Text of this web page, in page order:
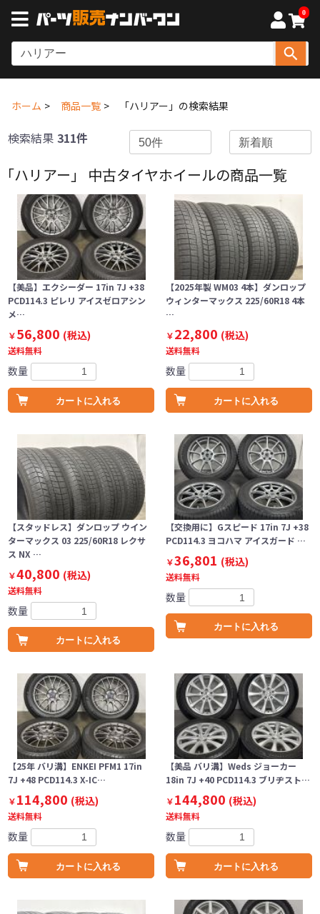
0
ホーム 商品一覧 「ハリアー」の検索結果
検索結果 311件
「ハリアー」 中古タイヤホイールの商品一覧
【美品】エクシーダー 17in 7J +38
PCD114.3 ピレリ アイスゼロアシン
メ…
￥56,800 (税込)
送料無料
数量
カートに入れる
【2025年製 WM03 4本】ダンロップ
ウィンターマックス 225/60R18 4本
…
￥22,800 (税込)
送料無料
数量
カートに入れる
【スタッドレス】ダンロップ ウイン
ターマックス 03 225/60R18 レクサ
ス NX …
￥40,800 (税込)
送料無料
数量
カートに入れる
【交換用に】Gスピード 17in 7J +38
PCD114.3 ヨコハマ アイスガード …
￥36,801 (税込)
送料無料
数量
カートに入れる
【25年 バリ溝】ENKEI PFM1 17in
7J +48 PCD114.3 X-IC…
￥114,800 (税込)
送料無料
数量
カートに入れる
【美品 バリ溝】Weds ジョーカー
18in 7J +40 PCD114.3 ブリヂスト…
￥144,800 (税込)
送料無料
数量
カートに入れる